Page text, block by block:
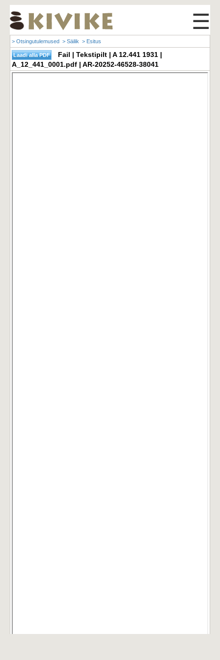
☰
> Otsingutulemused > Säilik > Esitus
Fail | Tekstipilt | A 12.441 1931 |
A_12_441_0001.pdf | AR-20252-46528-38041